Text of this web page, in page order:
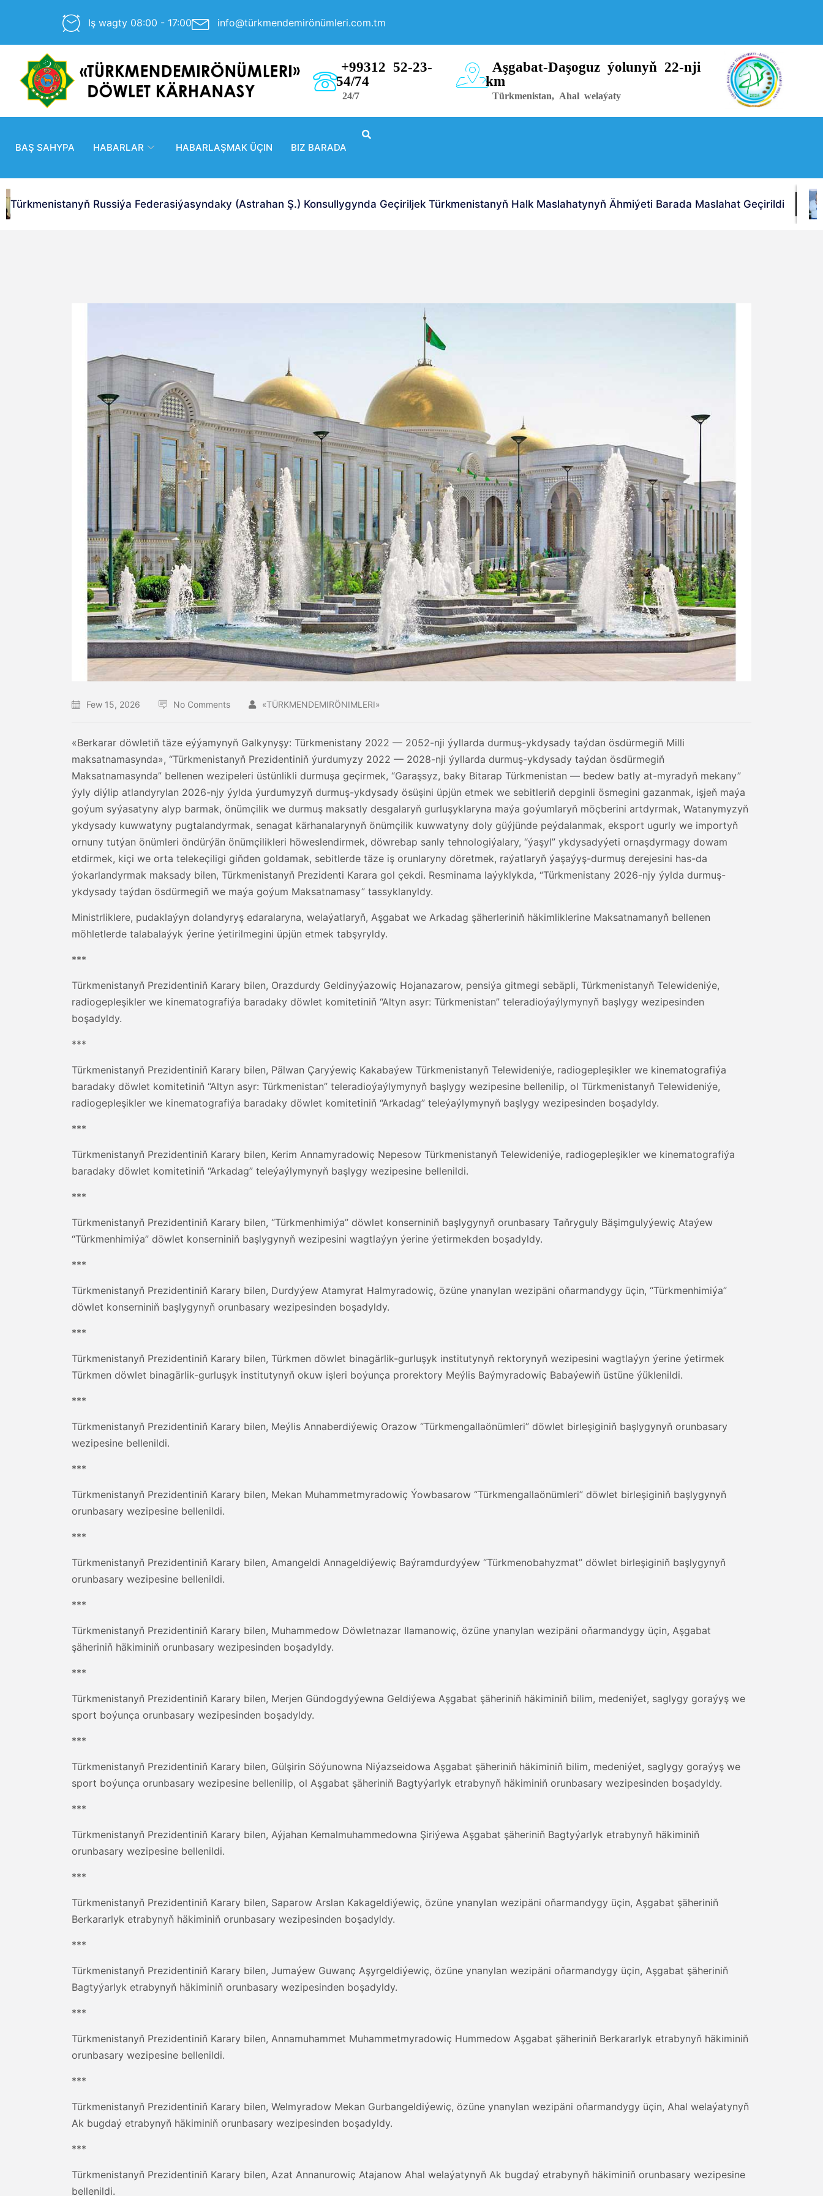
Iş wagty 08:00 - 17:00 info@türkmendemirönümleri.com.tm
+99312 52-23-
54/74
24/7
Aşgabat-Daşoguz ýolunyň 22-nji
km
Türkmenistan, Ahal welaýaty
BAŞ SAHYPA HABARLAR HABARLAŞMAK ÜÇIN BIZ BARADA
Türkmenistanyň Russiýa Federasiýasyndaky (Astrahan Ş.) Konsullygynda Geçiriljek Türkmenistanyň Halk Maslahatynyň Ähmiýeti Barada Maslahat Geçirildi
Few 15, 2026 No Comments «TÜRKMENDEMIRÖNIMLERI»
«Berkarar döwletiň täze eýýamynyň Galkynyşy: Türkmenistany 2022 — 2052-nji ýyllarda durmuş-ykdysady taýdan ösdürmegiň Milli
maksatnamasynda», “Türkmenistanyň Prezidentiniň ýurdumyzy 2022 — 2028-nji ýyllarda durmuş-ykdysady taýdan ösdürmegiň
Maksatnamasynda” bellenen wezipeleri üstünlikli durmuşa geçirmek, “Garaşsyz, baky Bitarap Türkmenistan — bedew batly at-myradyň mekany”
ýyly diýlip atlandyrylan 2026-njy ýylda ýurdumyzyň durmuş-ykdysady ösüşini üpjün etmek we sebitleriň depginli ösmegini gazanmak, işjeň maýa
goýum syýasatyny alyp barmak, önümçilik we durmuş maksatly desgalaryň gurluşyklaryna maýa goýumlaryň möçberini artdyrmak, Watanymyzyň
ykdysady kuwwatyny pugtalandyrmak, senagat kärhanalarynyň önümçilik kuwwatyny doly güýjünde peýdalanmak, eksport ugurly we importyň
ornuny tutýan önümleri öndürýän önümçilikleri höweslendirmek, döwrebap sanly tehnologiýalary, “ýaşyl” ykdysadyýeti ornaşdyrmagy dowam
etdirmek, kiçi we orta telekeçiligi giňden goldamak, sebitlerde täze iş orunlaryny döretmek, raýatlaryň ýaşaýyş-durmuş derejesini has-da
ýokarlandyrmak maksady bilen, Türkmenistanyň Prezidenti Karara gol çekdi. Resminama laýyklykda, “Türkmenistany 2026-njy ýylda durmuş-
ykdysady taýdan ösdürmegiň we maýa goýum Maksatnamasy” tassyklanyldy.
Ministrliklere, pudaklaýyn dolandyryş edaralaryna, welaýatlaryň, Aşgabat we Arkadag şäherleriniň häkimliklerine Maksatnamanyň bellenen
möhletlerde talabalaýyk ýerine ýetirilmegini üpjün etmek tabşyryldy.
***
Türkmenistanyň Prezidentiniň Karary bilen, Orazdurdy Geldinyýazowiç Hojanazarow, pensiýa gitmegi sebäpli, Türkmenistanyň Telewideniýe,
radiogepleşikler we kinematografiýa baradaky döwlet komitetiniň “Altyn asyr: Türkmenistan” teleradioýaýlymynyň başlygy wezipesinden
boşadyldy.
***
Türkmenistanyň Prezidentiniň Karary bilen, Pälwan Çaryýewiç Kakabaýew Türkmenistanyň Telewideniýe, radiogepleşikler we kinematografiýa
baradaky döwlet komitetiniň “Altyn asyr: Türkmenistan” teleradioýaýlymynyň başlygy wezipesine bellenilip, ol Türkmenistanyň Telewideniýe,
radiogepleşikler we kinematografiýa baradaky döwlet komitetiniň “Arkadag” teleýaýlymynyň başlygy wezipesinden boşadyldy.
***
Türkmenistanyň Prezidentiniň Karary bilen, Kerim Annamyradowiç Nepesow Türkmenistanyň Telewideniýe, radiogepleşikler we kinematografiýa
baradaky döwlet komitetiniň “Arkadag” teleýaýlymynyň başlygy wezipesine bellenildi.
***
Türkmenistanyň Prezidentiniň Karary bilen, “Türkmenhimiýa” döwlet konserniniň başlygynyň orunbasary Taňryguly Bäşimgulyýewiç Ataýew
“Türkmenhimiýa” döwlet konserniniň başlygynyň wezipesini wagtlaýyn ýerine ýetirmekden boşadyldy.
***
Türkmenistanyň Prezidentiniň Karary bilen, Durdyýew Atamyrat Halmyradowiç, özüne ynanylan wezipäni oňarmandygy üçin, “Türkmenhimiýa”
döwlet konserniniň başlygynyň orunbasary wezipesinden boşadyldy.
***
Türkmenistanyň Prezidentiniň Karary bilen, Türkmen döwlet binagärlik-gurluşyk institutynyň rektorynyň wezipesini wagtlaýyn ýerine ýetirmek
Türkmen döwlet binagärlik-gurluşyk institutynyň okuw işleri boýunça prorektory Meýlis Baýmyradowiç Babaýewiň üstüne ýüklenildi.
***
Türkmenistanyň Prezidentiniň Karary bilen, Meýlis Annaberdiýewiç Orazow “Türkmengallaönümleri” döwlet birleşiginiň başlygynyň orunbasary
wezipesine bellenildi.
***
Türkmenistanyň Prezidentiniň Karary bilen, Mekan Muhammetmyradowiç Ýowbasarow “Türkmengallaönümleri” döwlet birleşiginiň başlygynyň
orunbasary wezipesine bellenildi.
***
Türkmenistanyň Prezidentiniň Karary bilen, Amangeldi Annageldiýewiç Baýramdurdyýew “Türkmenobahyzmat” döwlet birleşiginiň başlygynyň
orunbasary wezipesine bellenildi.
***
Türkmenistanyň Prezidentiniň Karary bilen, Muhammedow Döwletnazar Ilamanowiç, özüne ynanylan wezipäni oňarmandygy üçin, Aşgabat
şäheriniň häkiminiň orunbasary wezipesinden boşadyldy.
***
Türkmenistanyň Prezidentiniň Karary bilen, Merjen Gündogdyýewna Geldiýewa Aşgabat şäheriniň häkiminiň bilim, medeniýet, saglygy goraýyş we
sport boýunça orunbasary wezipesinden boşadyldy.
***
Türkmenistanyň Prezidentiniň Karary bilen, Gülşirin Söýunowna Niýazseidowa Aşgabat şäheriniň häkiminiň bilim, medeniýet, saglygy goraýyş we
sport boýunça orunbasary wezipesine bellenilip, ol Aşgabat şäheriniň Bagtyýarlyk etrabynyň häkiminiň orunbasary wezipesinden boşadyldy.
***
Türkmenistanyň Prezidentiniň Karary bilen, Aýjahan Kemalmuhammedowna Şiriýewa Aşgabat şäheriniň Bagtyýarlyk etrabynyň häkiminiň
orunbasary wezipesine bellenildi.
***
Türkmenistanyň Prezidentiniň Karary bilen, Saparow Arslan Kakageldiýewiç, özüne ynanylan wezipäni oňarmandygy üçin, Aşgabat şäheriniň
Berkararlyk etrabynyň häkiminiň orunbasary wezipesinden boşadyldy.
***
Türkmenistanyň Prezidentiniň Karary bilen, Jumaýew Guwanç Aşyrgeldiýewiç, özüne ynanylan wezipäni oňarmandygy üçin, Aşgabat şäheriniň
Bagtyýarlyk etrabynyň häkiminiň orunbasary wezipesinden boşadyldy.
***
Türkmenistanyň Prezidentiniň Karary bilen, Annamuhammet Muhammetmyradowiç Hummedow Aşgabat şäheriniň Berkararlyk etrabynyň häkiminiň
orunbasary wezipesine bellenildi.
***
Türkmenistanyň Prezidentiniň Karary bilen, Welmyradow Mekan Gurbangeldiýewiç, özüne ynanylan wezipäni oňarmandygy üçin, Ahal welaýatynyň
Ak bugdaý etrabynyň häkiminiň orunbasary wezipesinden boşadyldy.
***
Türkmenistanyň Prezidentiniň Karary bilen, Azat Annanurowiç Atajanow Ahal welaýatynyň Ak bugdaý etrabynyň häkiminiň orunbasary wezipesine
bellenildi.